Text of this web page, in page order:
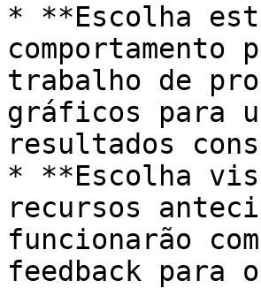
* **Escolha
trabalho de
gráficos para
resultados
* **Escolha
recursos
funcionarão
feedback para